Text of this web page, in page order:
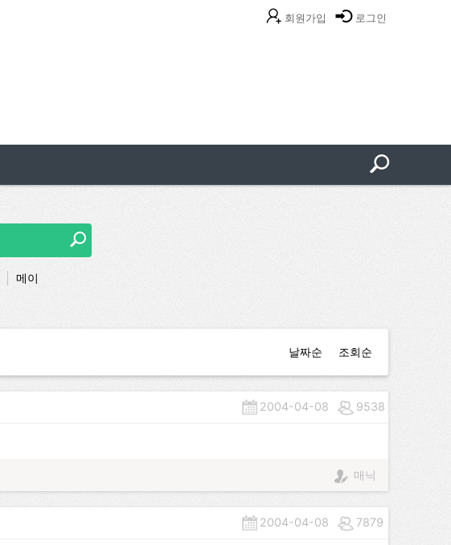
회원가입 로그인
메이
날짜순 조회순
9538
2004-04-08
매닉
7879
2004-04-08